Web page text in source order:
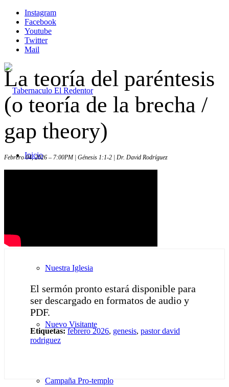
Instagram
Facebook
Youtube
Twitter
Mail
Inicio
Nuestra Iglesia
Nuevo Visitante
Campaña Pro-templo
La teoría del paréntesis
(o teoría de la brecha /
gap theory)
Febrero 04, 2026 – 7:00PM | Génesis 1:1-2 | Dr. David Rodríguez
El sermón pronto estará disponible para
ser descargado en formatos de audio y
PDF.
Etiquetas:febrero 2026, genesis, pastor david
rodriguez